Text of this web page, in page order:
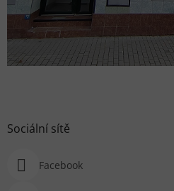
Sociální sítě
Facebook